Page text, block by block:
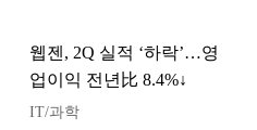
웹젠, 2Q 실적 ‘하락’…영
업이익 전년比 8.4%↓
IT/과학